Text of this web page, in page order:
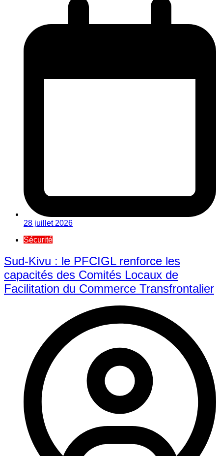
28 juillet 2026
Sécurité
Sud-Kivu : le PFCIGL renforce les
capacités des Comités Locaux de
Facilitation du Commerce Transfrontalier